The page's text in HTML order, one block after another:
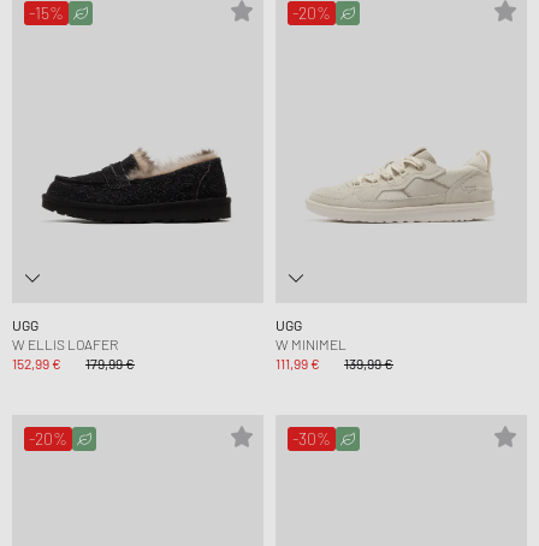
-15%
UGG
W ELLIS LOAFER
152,99 €
179,99 €
-20%
UGG
W MINIMEL
111,99 €
139,99 €
-20% -30%